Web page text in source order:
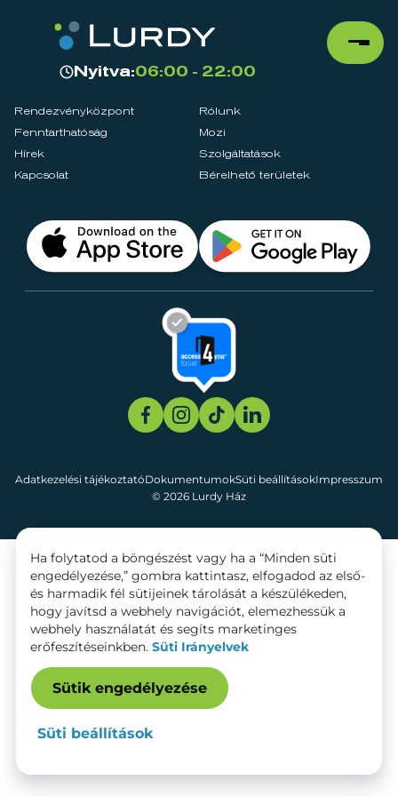
Nyitva:06:00 - 22:00
Rendezvényközpont
Rólunk
Fenntarthatóság
Mozi
Hírek
Szolgáltatások
Kapcsolat
Bérelhető területek
© 2026 Lurdy Ház
Adatkezelési tájékoztatóDokumentumokSüti beállításokImpresszum
Ha folytatod a böngészést vagy ha a “Minden süti
engedélyezése,” gombra kattintasz, elfogadod az első-
és harmadik fél sütijeinek tárolását a készülékeden,
hogy javítsd a webhely navigációt, elemezhessük a
webhely használatát és segíts marketinges
erőfeszítéseinkben. Süti Irányelvek
Sütik engedélyezése
Süti beállítások